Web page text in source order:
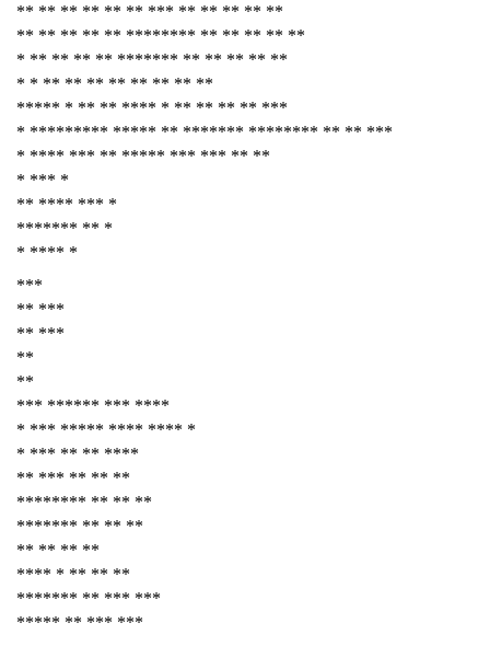
** ** ** ** ** ** *** ** ** ** ** **
** ** ** ** ** ******** ** ** ** ** **
* ** ** ** ** ******* ** ** ** ** **
* * ** ** ** ** ** ** ** **
***** * ** ** **** * ** ** ** ** ***
* ********* ***** ** ******* ******** ** ** ***
* **** *** ** ***** *** *** ** **
* *** *
** **** *** *
******* ** *
* **** *
***
** ***
** ***
**
**
*** ****** *** ****
* *** ***** **** **** *
* *** ** ** ****
** *** ** ** **
******** ** ** **
******* ** ** **
** ** ** **
**** * ** ** **
******* ** *** ***
***** ** *** ***